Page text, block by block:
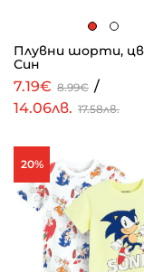
Плувни шорти,
Син
7.19€ 8.99€ /
14.06лв. 17.58лв.
20%